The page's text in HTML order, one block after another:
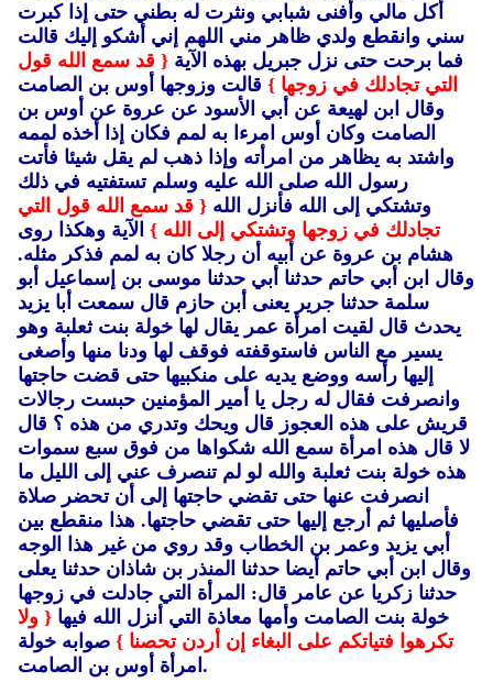
أكل مالي وأفنى شبابي ونثرت له بطني حتى إذا كبرت
سني وانقطع ولدي ظاهر مني اللهم إني أشكو إليك قالت
فما برحت حتى نزل جبريل بهذه الآية { قد سمع الله قول
التي تجادلك في زوجها } قالت وزوجها أوس بن الصامت
وقال ابن لهيعة عن أبي الأسود عن عروة عن أوس بن
الصامت وكان أوس امرءا به لمم فكان إذا أخذه لممه
واشتد به يظاهر من امرأته وإذا ذهب لم يقل شيئا فأتت
رسول الله صلى الله عليه وسلم تستفتيه في ذلك
وتشتكي إلى الله فأنزل الله { قد سمع الله قول التي
تجادلك في زوجها وتشتكي إلى الله } الآية وهكذا روى
هشام بن عروة عن أبيه أن رجلا كان به لمم فذكر مثله.
وقال ابن أبي حاتم حدثنا أبي حدثنا موسى بن إسماعيل أبو
سلمة حدثنا جرير يعنى أبن حازم قال سمعت أبا يزيد
يحدث قال لقيت امرأة عمر يقال لها خولة بنت ثعلبة وهو
يسير مع الناس فاستوقفته فوقف لها ودنا منها وأصغى
إليها رأسه ووضع يديه على منكبيها حتى قضت حاجتها
وانصرفت فقال له رجل يا أمير المؤمنين حبست رجالات
قريش على هذه العجوز قال ويحك وتدري من هذه ؟ قال
لا قال هذه امرأة سمع الله شكواها من فوق سبع سموات
هذه خولة بنت ثعلبة والله لو لم تنصرف عني إلى الليل ما
انصرفت عنها حتى تقضي حاجتها إلى أن تحضر صلاة
فأصليها ثم أرجع إليها حتى تقضي حاجتها. هذا منقطع بين
أبي يزيد وعمر بن الخطاب وقد روي من غير هذا الوجه
وقال ابن أبي حاتم أيضا حدثنا المنذر بن شاذان حدثنا يعلى
حدثنا زكريا عن عامر قال: المرأة التي جادلت في زوجها
خولة بنت الصامت وأمها معاذة التي أنزل الله فيها { ولا
تكرهوا فتياتكم على البغاء إن أردن تحصنا } صوابه خولة
امرأة أوس بن الصامت.